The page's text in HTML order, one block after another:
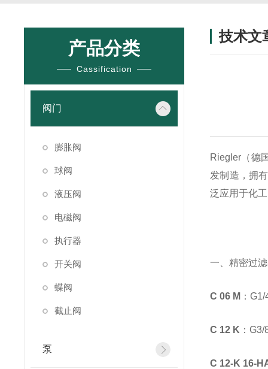
产品分类
Cassification
阀门
膨胀阀
球阀
液压阀
电磁阀
执行器
开关阀
蝶阀
截止阀
泵
技术文
Riegler（德
发制造，拥
泛应用于化
一、精密过
C 06 M ：
C 12 K ：
C 12-K 16-